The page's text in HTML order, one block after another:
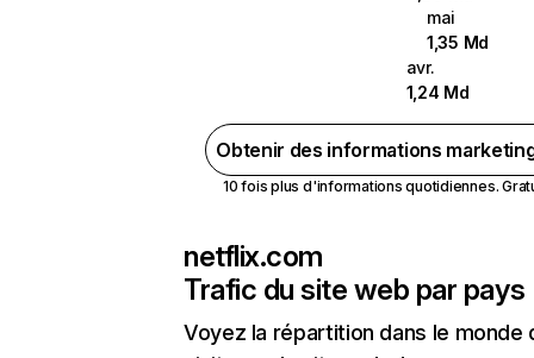
mai
1,35 Md
avr.
1,24 Md
Obtenir des informations
10 fois plus d'informations quotidiennes.
netflix.com
Trafic du site web par pays
Voyez la répartition dans le monde